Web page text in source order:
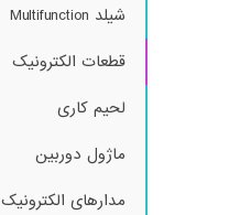
شیلد Multifunction
قطعات الکترونیک
لحیم کاری
ماژول دوربین
مدارهای الکترونیک